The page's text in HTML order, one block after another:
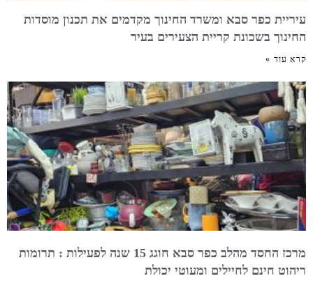
עיריית כפר סבא ומשרד החינוך מקדמים את תכנון מוסדות
החינוך בשכונת קריית הצעירים בעיר
קרא עוד »
מרכז החסד מהלב כפר סבא חוגג 15 שנה לפעילות : תרומות
ריהוט חינם לחיילים ומעוטי יכולת